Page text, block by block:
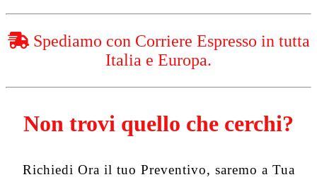
Spediamo con Corriere Espresso in tutta
Italia e Europa.
Non trovi quello che cerchi?
Richiedi Ora il tuo Preventivo, saremo a Tua